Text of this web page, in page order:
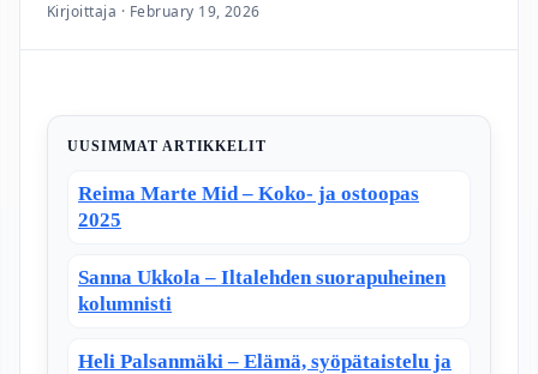
Kirjoittaja · February 19, 2026
UUSIMMAT ARTIKKELIT
Reima Marte Mid – Koko- ja ostoopas
2025
Sanna Ukkola – Iltalehden suorapuheinen
kolumnisti
Heli Palsanmäki – Elämä, syöpätaistelu ja